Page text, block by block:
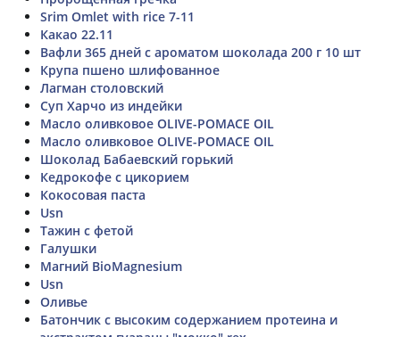
Srim Omlet with rice 7-11
Какао 22.11
Вафли 365 дней с ароматом шоколада 200 г 10 шт
Крупа пшено шлифованное
Лагман столовский
Суп Харчо из индейки
Масло оливковое OLIVE-POMACE OIL
Масло оливковое OLIVE-POMACE OIL
Шоколад Бабаевский горький
Кедрокофе с цикорием
Кокосовая паста
Usn
Тажин с фетой
Галушки
Магний BioMagnesium
Usn
Оливье
Батончик с высоким содержанием протеина и